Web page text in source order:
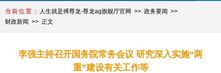
人生就是搏尊龙-尊龙ag旗舰厅官网
政务要闻
财政新闻
正文
李强主持召开国务院常务会议 研究深入实施“两
重”建设有关工作等